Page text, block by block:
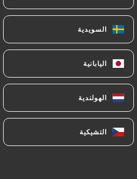
السويدية
اليابانية
الهولندية
التشيكية
السويدية
اليابانية
الهولندية
التشيكية